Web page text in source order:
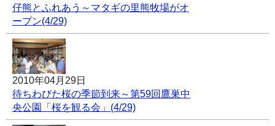
仔熊とふれあう～マタギの里熊牧場がオ
ープン(4/29)
2010年04月29日
待ちわびた桜の季節到来～第59回鷹巣中
央公園「桜を観る会」(4/29)